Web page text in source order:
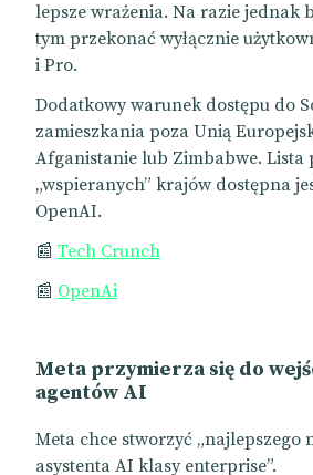
lepsze wrażenia. Na razie jednak
tym przekonać wyłącznie
i Pro.
Dodatkowy warunek dostępu do
zamieszkania poza Unią
Afganistanie lub Zimbabwe. Lista
„wspieranych” krajów dostępna
OpenAI.
📰 Tech Crunch
📰 OpenAi
Meta przymierza się do
agentów AI
Meta chce stworzyć „najlepszego
asystenta AI klasy enterprise”.